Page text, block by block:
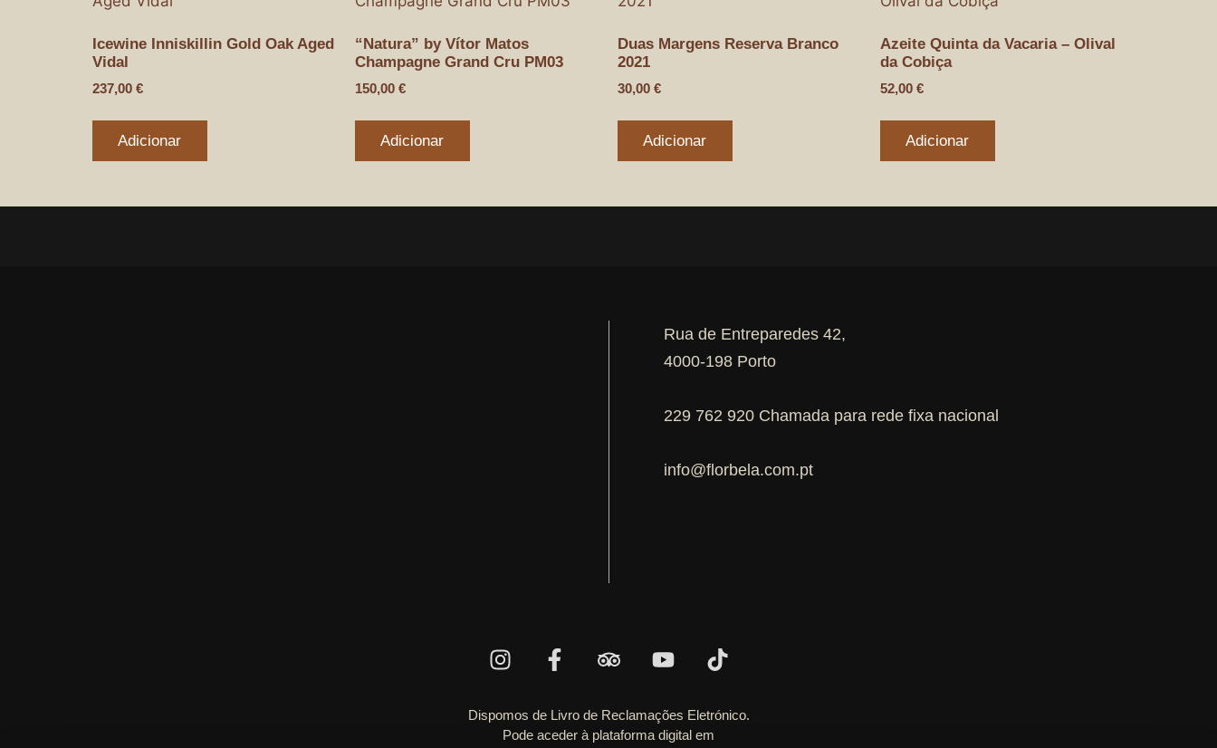
Icewine Inniskillin Gold Oak Aged
Vidal
237,00 €
Adicionar
“Natura” by Vítor Matos
Champagne Grand Cru PM03
150,00 €
Adicionar
Duas Margens Reserva Branco
2021
30,00 €
Adicionar
Azeite Quinta da Vacaria – Olival
da Cobiça
52,00 €
Adicionar
Rua de Entreparedes 42,
4000-198 Porto
229 762 920 Chamada para rede fixa nacional
info@florbela.com.pt
Dispomos de Livro de Reclamações Eletrónico.
Pode aceder à plataforma digital em